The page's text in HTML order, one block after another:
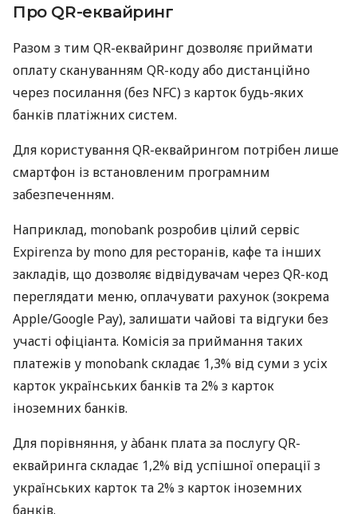
Про QR-еквайринг
Разом з тим QR-еквайринг дозволяє приймати
оплату скануванням QR-коду або дистанційно
через посилання (без NFC) з карток будь-яких
банків платіжних систем.
Для користування QR-еквайрингом потрібен лише
смартфон із встановленим програмним
забезпеченням.
Наприклад, monobank розробив цілий сервіс
Expirenza by mono для ресторанів, кафе та інших
закладів, що дозволяє відвідувачам через QR-код
переглядати меню, оплачувати рахунок (зокрема
Apple/Google Pay), залишати чайові та відгуки без
участі офіціанта. Комісія за приймання таких
платежів у monobank складає 1,3% від суми з усіх
карток українських банків та 2% з карток
іноземних банків.
Для порівняння, у àбанк плата за послугу QR-
еквайринга складає 1,2% від успішної операції з
українських карток та 2% з карток іноземних
банків.